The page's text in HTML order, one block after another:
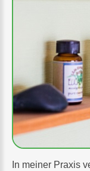
In meiner Praxis